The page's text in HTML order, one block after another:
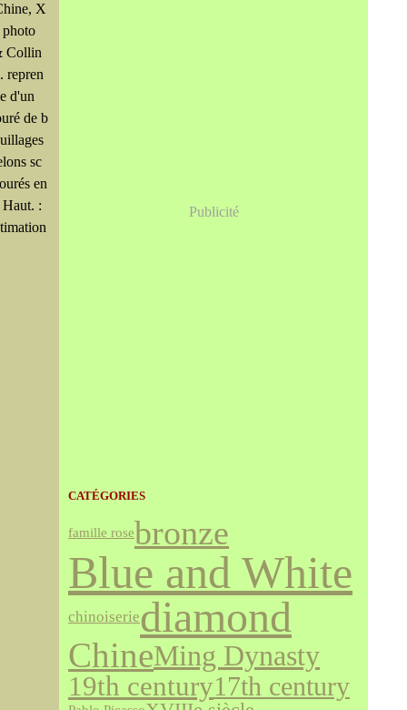
X
Collin
repren
d'un
de b
sc
en
:
Publicité
CATÉGORIES
famille rosebronze
Blue and White
chinoiseriediamond
ChineMing Dynasty
19th century17th century